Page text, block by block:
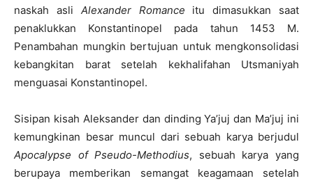
naskah asli Alexander Romance itu dimasukkan saat
penaklukkan Konstantinopel pada tahun 1453 M.
Penambahan mungkin bertujuan untuk mengkonsolidasi
kebangkitan barat setelah kekhalifahan Utsmaniyah
menguasai Konstantinopel.
Sisipan kisah Aleksander dan dinding Ya’juj dan Ma’juj ini
kemungkinan besar muncul dari sebuah karya berjudul
Apocalypse of Pseudo-Methodius, sebuah karya yang
berupaya memberikan semangat keagamaan setelah